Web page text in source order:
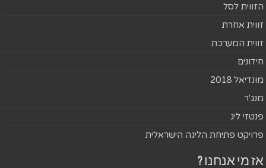
הזווית לסל
זווית אחרת
זווית המערכת
חידונים
מונדיאל 2018
מנג'ר
פנטזי ליג
פרויקט פתיחת הליגה הישראלית
אז מי אנחנו ?